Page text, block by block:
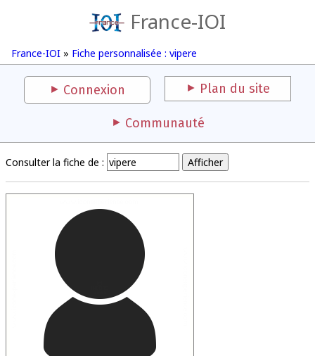
France-IOI
France-IOI » Fiche personnalisée : vipere
Connexion Plan du site
Communauté
Consulter la fiche de :